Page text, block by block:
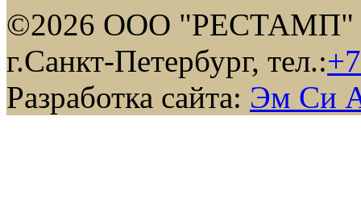
©2026 ООО "РЕСТАМП"
г.Санкт-Петербург, тел.:
Разработка сайта: Эм Си